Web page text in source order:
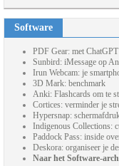
Software
PDF Gear: met
Sunbird: iMessage op
Irun Webcam: je
3D Mark: benchmark
Anki: Flashcards om te
Cortices: verminder je
Hypersnap:
Indigenous Collections:
Paddock Pass: inside
Deskora: organiseer je
Naar het Software-